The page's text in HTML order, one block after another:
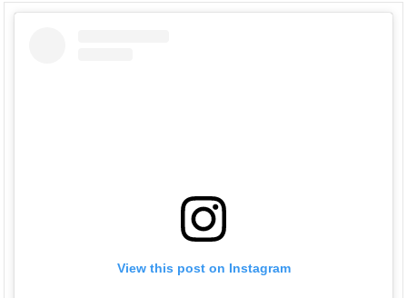
View this post on Instagram